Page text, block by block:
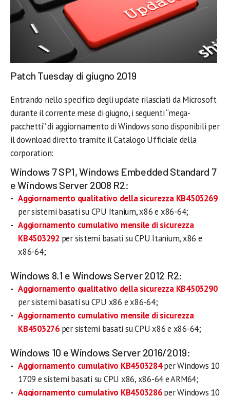
Patch Tuesday di giugno 2019
Entrando nello specifico degli update rilasciati da Microsoft
durante il corrente mese di giugno, i seguenti “mega-
pacchetti” di aggiornamento di Windows sono disponibili per
il download diretto tramite il Catalogo Ufficiale della
corporation:
Windows 7 SP1, Windows Embedded Standard 7
e Windows Server 2008 R2:
Aggiornamento qualitativo della sicurezza KB4503269
per sistemi basati su CPU Itanium, x86 e x86-64;
Aggiornamento cumulativo mensile di sicurezza
KB4503292 per sistemi basati su CPU Itanium, x86 e
x86-64;
Windows 8.1 e Windows Server 2012 R2:
Aggiornamento qualitativo della sicurezza KB4503290
per sistemi basati su CPU x86 e x86-64;
Aggiornamento cumulativo mensile di sicurezza
KB4503276per sistemi basati su CPU x86 e x86-64;
Windows 10 e Windows Server 2016/2019:
Aggiornamento cumulativo KB4503284per Windows 10
1709 e sistemi basati su CPU x86, x86-64 e ARM64;
Aggiornamento cumulativo KB4503286per Windows 10